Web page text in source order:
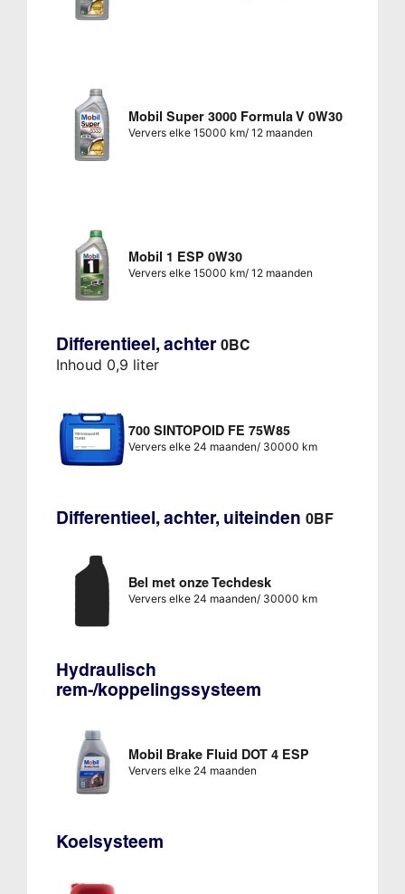
Mobil Super 3000 Formula V 0W30
Ververs elke 15000 km/ 12 maanden
Mobil 1 ESP 0W30
Ververs elke 15000 km/ 12 maanden
Differentieel, achter 0BC
Inhoud 0,9 liter
700 SINTOPOID FE 75W85
Ververs elke 24 maanden/ 30000 km
Differentieel, achter, uiteinden 0BF
Bel met onze Techdesk
Ververs elke 24 maanden/ 30000 km
Hydraulisch
rem-/koppelingssysteem
Mobil Brake Fluid DOT 4 ESP
Ververs elke 24 maanden
Koelsysteem